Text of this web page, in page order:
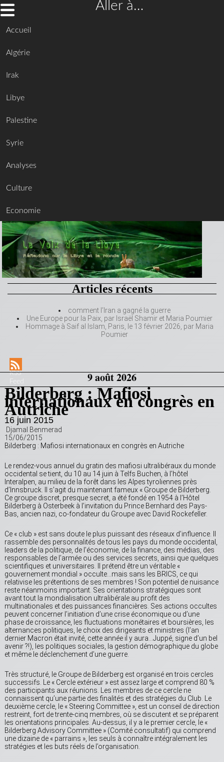
Aller à…
Accueil
Algérie
Irak
Libye
Palestine
Syrie
Analyses
Culture
Economie
Articles récents
comment l’Iran a gagné la guerre
Une Europe pour la Paix, par Israël Shamir et Maria Poumier
Hommage à Saif al Islam, Paris, le 13 février 2026, par Maria
Poumier
RSS
Feed
9 août 2026
Bilderberg : Mafiosi
internationaux en congrès en
Autriche
16 juin 2015
Djamal Benmerad
15/06/2015
Bilderberg : Mafiosi internationaux en congrès en Autriche
Le rendez-vous annuel du gratin des mafiosi ultralibéraux du monde
occidental se tient, du 10 au 14 juin à Telfs Buchen, à l’hôtel
Interalpen, au milieu de la forêt dans les Alpes tyroliennes près
d’Innsbruck. Il s’agit du maintenant fameux « Groupe de Bilderberg.
Ce groupe discret, presque secret, a été fondé en 1954 à l’Hôtel
Bilderberg à Osterbeek à l’invitation du Prince Bernhard des Pays-
Bas, ancien nazi, co-fondateur du Groupe avec David Rockefeller.
Ce « club » est sans doute le plus puissant des réseaux d’influence. Il
rassemble des personnalités de tous les pays du monde occidental,
leaders de la politique, de l’économie, de la finance, des médias, des
responsables de l’armée ou des services secrets, ainsi que quelques
scientifiques et universitaires. Il prétend être un véritable «
gouvernement mondial » occulte…mais sans les BRICS, ce qui
relativise les prétentions de ses membres ! Son potentiel de nuisance
reste néanmoins important. Ses orientations stratégiques sont
avant tout la mondialisation ultralibérale au profit des
multinationales et des puissances financières. Ses actions occultes
peuvent concerner l’initiation d’une crise économique ou d’une
phase de croissance, les fluctuations monétaires et boursières, les
alternances politiques, le choix des dirigeants et ministres (l’an
dernier Macron était invité, cette année il y aura…Juppé, signe d’un bel
avenir ?!), les politiques sociales, la gestion démographique du globe
et même le déclenchement d’une guerre.
Très structuré, le Groupe de Bilderberg est organisé en trois cercles
successifs. Le « Cercle extérieur » est assez large et comprend 80 %
des participants aux réunions. Les membres de ce cercle ne
connaissent qu’une partie des finalités et des stratégies du Club. Le
deuxième cercle, le « Steering Committee », est un conseil de direction
restreint, fort de trente-cinq membres, où se discutent et se préparent
les orientations principales. Au-dessus, il y a le premier cercle, le «
Bilderberg Advisory Committee » (Comité consultatif) qui comprend
une dizaine de « parrains », les seuls à connaître intégralement les
stratégies et les buts réels de l’organisation.